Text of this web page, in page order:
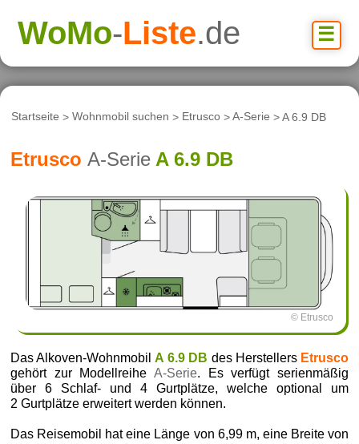
☰
WoMo-Liste.de
Startseite >Wohnmobil suchen > Etrusco >A-Serie > A 6.9 DB
Etrusco A-Serie A 6.9 DB
© Etrusco
Das Alkoven-WohnmobilA 6.9 DB des Herstellers Etrusco
gehört zur Modellreihe A-Serie. Es verfügt serienmäßig
über 6 Schlaf- und 4 Gurtplätze, welche optional um
2 Gurtplätze erweitert werden können.
Das Reisemobil hat eine Länge von 6,99 m, eine Breite von